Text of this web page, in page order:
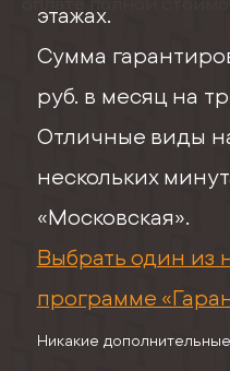
этажах.
Сумма
руб. в месяц на
Отличные виды
нескольких
«Московская».
Выбрать один из
программе
Никакие